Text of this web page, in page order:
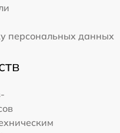
персональных данных